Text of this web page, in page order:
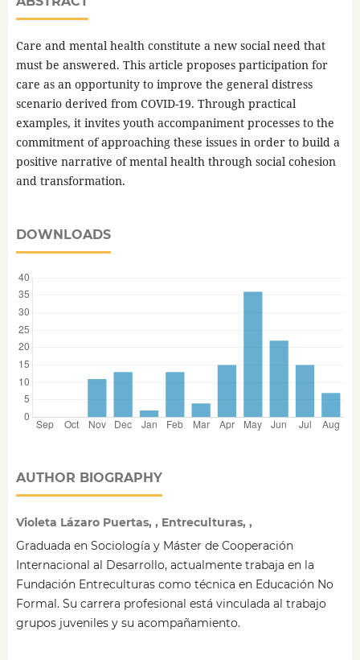
Care and mental health constitute a new social need that
must be answered. This article proposes participation for
care as an opportunity to improve the general distress
scenario derived from COVID-19. Through practical
examples, it invites youth accompaniment processes to the
commitment of approaching these issues in order to build a
positive narrative of mental health through social cohesion
and transformation.
DOWNLOADS
AUTHOR BIOGRAPHY
Violeta Lázaro Puertas, , Entreculturas, ,
Graduada en Sociología y Máster de Cooperación
Internacional al Desarrollo, actualmente trabaja en la
Fundación Entreculturas como técnica en Educación No
Formal. Su carrera profesional está vinculada al trabajo
grupos juveniles y su acompañamiento.